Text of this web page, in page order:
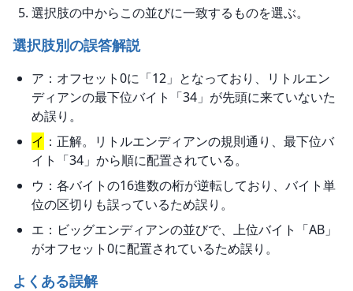
選択肢の中からこの並びに一致するものを選ぶ。
選択肢別の誤答解説
ア：オフセット0に「12」となっており、リトルエン
ディアンの最下位バイト「34」が先頭に来ていないた
め誤り。
イ ：正解。リトルエンディアンの規則通り、最下位バ
イト「34」から順に配置されている。
ウ：各バイトの16進数の桁が逆転しており、バイト単
位の区切りも誤っているため誤り。
エ：ビッグエンディアンの並びで、上位バイト「AB」
がオフセット0に配置されているため誤り。
よくある誤解